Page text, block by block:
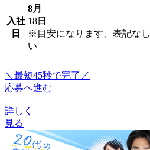
入社
日
8月
18日
※目安になります、表記な
い
＼最短45秒で完了／
応募へ進む
詳しく
見る